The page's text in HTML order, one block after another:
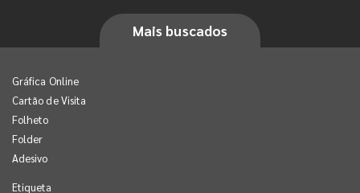
Mais buscados
Gráfica Online
Cartão de Visita
Folheto
Folder
Adesivo
Etiqueta